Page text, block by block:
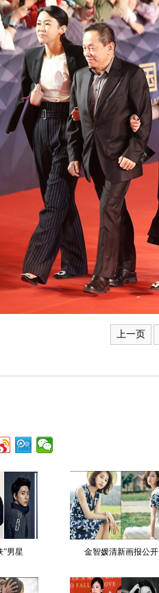
上一页
”男星 金智媛清新画报公开